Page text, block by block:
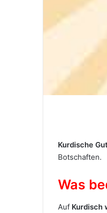
Kurdische
Botschaften.
Was
Auf Kurdisch